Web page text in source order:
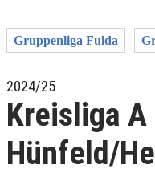
Gruppenliga Fulda
2024/25
Kreisliga A
Hünfeld/